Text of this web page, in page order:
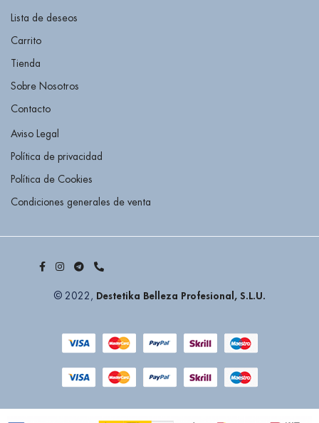
Lista de deseos
Carrito
Tienda
Sobre Nosotros
Contacto
Aviso Legal
Política de privacidad
Política de Cookies
Condiciones generales de venta
© 2022, Destetika Belleza Profesional, S.L.U.